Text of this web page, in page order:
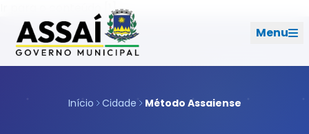
Ir para o conteúdo [1]
Menu
Início Cidade Método Assaiense